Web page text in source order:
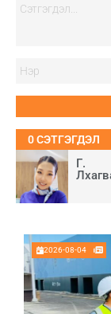
Г.
2026-08-04
0СЭТГЭГДЭЛ